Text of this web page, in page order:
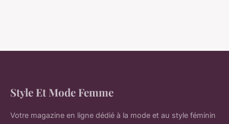
Style Et Mode Femme
Votre magazine en ligne dédié à la mode et au style féminin